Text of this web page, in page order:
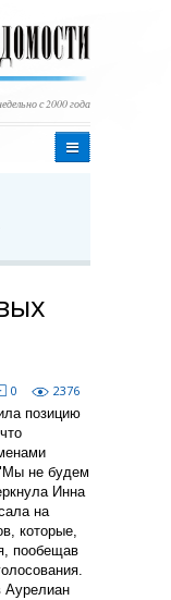
с 2000 года
0
2376
позицию
не будем
Инна
на
которые,
пообещав
Аурелиан